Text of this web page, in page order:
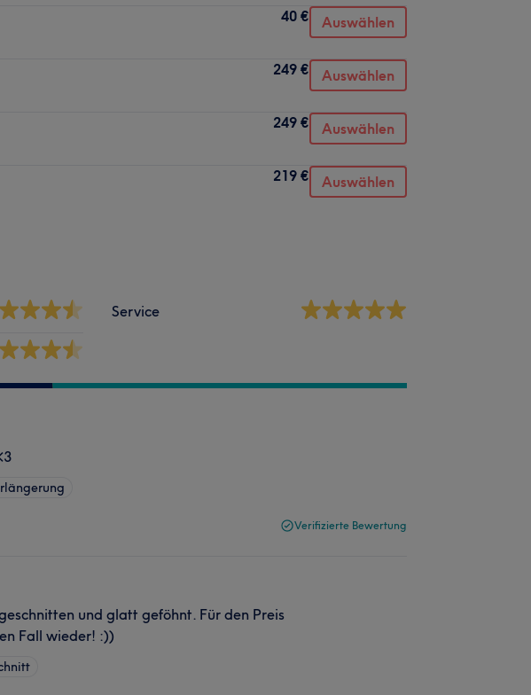
40 € Auswählen
249 € Auswählen
249 € Auswählen
219 € Auswählen
Service
Verifizierte Bewertung
und glatt geföhnt. Für den Preis
Fall wieder! :))